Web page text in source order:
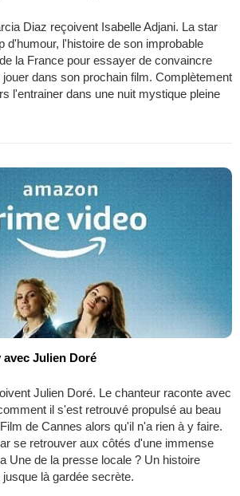
Diaz reçoivent Isabelle Adjani. La star
d'humour, l'histoire de son improbable
la France pour essayer de convaincre
dans son prochain film. Complètement
l'entrainer dans une nuit mystique pleine
avec Julien Doré
Julien Doré. Le chanteur raconte avec
il s'est retrouvé propulsé au beau
de Cannes alors qu'il n'a rien à y faire.
se retrouver aux côtés d'une immense
Une de la presse locale ? Un histoire
là gardée secrète.